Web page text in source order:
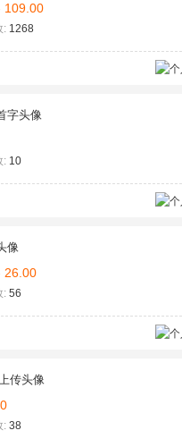
109.00
: 1268
字头像
: 10
像
26.00
: 56
传头像
: 38